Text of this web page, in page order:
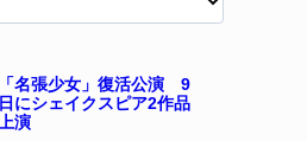
「名張少女」復活公演 9
日にシェイクスピア2作品
上演